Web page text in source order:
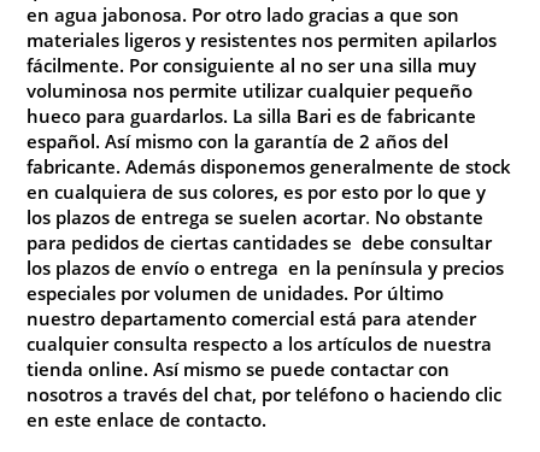
en agua jabonosa. Por otro lado gracias a que son
materiales ligeros y resistentes nos permiten apilarlos
fácilmente. Por consiguiente al no ser una silla muy
voluminosa nos permite utilizar cualquier pequeño
hueco para guardarlos. La silla Bari es de fabricante
español. Así mismo con la garantía de 2 años del
fabricante. Además disponemos generalmente de stock
en cualquiera de sus colores, es por esto por lo que y
los plazos de entrega se suelen acortar. No obstante
para pedidos de ciertas cantidades se debe consultar
los plazos de envío o entrega en la península y precios
especiales por volumen de unidades. Por último
nuestro departamento comercial está para atender
cualquier consulta respecto a los artículos de nuestra
tienda online. Así mismo se puede contactar con
nosotros a través del chat, por teléfono o haciendo clic
en este enlace decontacto.